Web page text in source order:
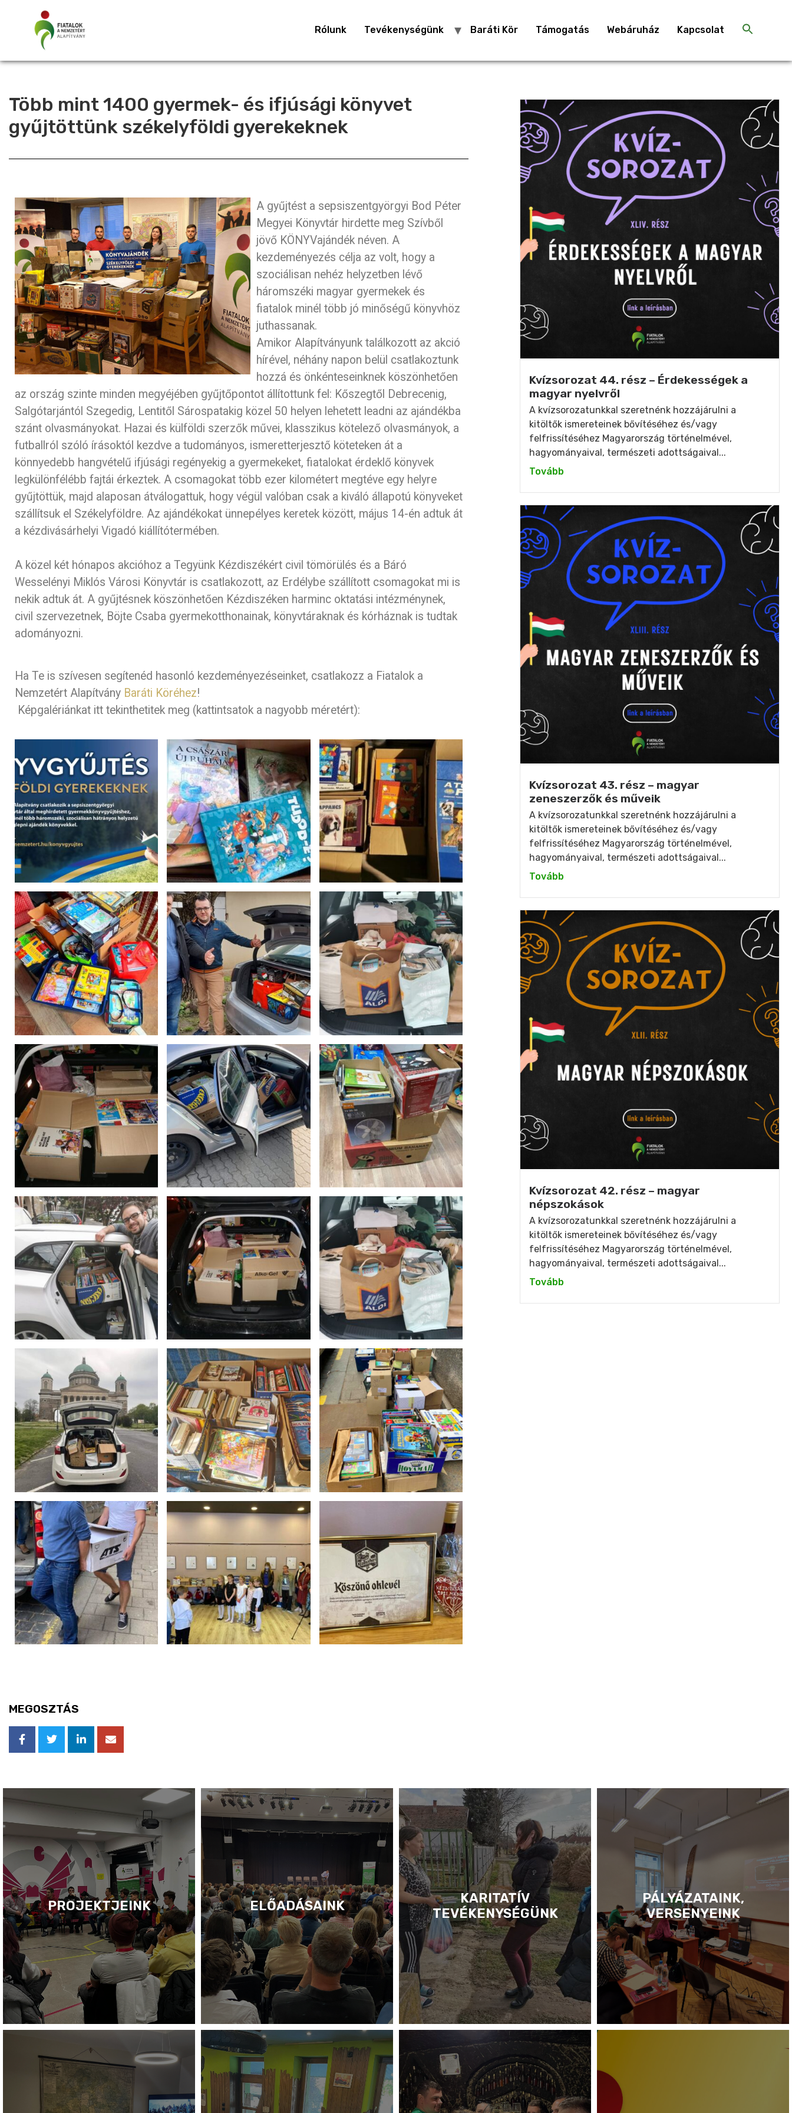
Rólunk Tevékenységünk Baráti Kör Támogatás Webáruház Kapcsolat
Több mint 1400 gyermek- és ifjúsági könyvet
gyűjtöttünk székelyföldi gyerekeknek
A gyűjtést a sepsiszentgyörgyi Bod Péter
Megyei Könyvtár hirdette meg Szívből
jövő KÖNYVajándék néven. A
kezdeményezés célja az volt, hogy a
szociálisan nehéz helyzetben lévő
háromszéki magyar gyermekek és
fiatalok minél több jó minőségű könyvhöz
juthassanak.
Amikor Alapítványunk találkozott az akció
hírével, néhány napon belül csatlakoztunk
hozzá és önkénteseinknek köszönhetően
az ország szinte minden megyéjében gyűjtőpontot állítottunk fel: Kőszegtől Debrecenig,
Salgótarjántól Szegedig, Lentitől Sárospatakig közel 50 helyen lehetett leadni az ajándékba
szánt olvasmányokat. Hazai és külföldi szerzők művei, klasszikus kötelező olvasmányok, a
futballról szóló írásoktól kezdve a tudományos, ismeretterjesztő köteteken át a
könnyedebb hangvételű ifjúsági regényekig a gyermekeket, fiatalokat érdeklő könyvek
legkülönfélébb fajtái érkeztek. A csomagokat több ezer kilométert megtéve egy helyre
gyűjtöttük, majd alaposan átválogattuk, hogy végül valóban csak a kiváló állapotú könyveket
szállítsuk el Székelyföldre. Az ajándékokat ünnepélyes keretek között, május 14-én adtuk át
a kézdivásárhelyi Vigadó kiállítótermében.
A közel két hónapos akcióhoz a Tegyünk Kézdiszékért civil tömörülés és a Báró
Wesselényi Miklós Városi Könyvtár is csatlakozott, az Erdélybe szállított csomagokat mi is
nekik adtuk át. A gyűjtésnek köszönhetően Kézdiszéken harminc oktatási intézménynek,
civil szervezetnek, Böjte Csaba gyermekotthonainak, könyvtáraknak és kórháznak is tudtak
adományozni.
Ha Te is szívesen segítenéd hasonló kezdeményezéseinket, csatlakozz a Fiatalok a
Nemzetért Alapítvány Baráti Köréhez!
Képgalériánkat itt tekinthetitek meg (kattintsatok a nagyobb méretért):
MEGOSZTÁS
Kvízsorozat 44. rész – Érdekességek a
magyar nyelvről
A kvízsorozatunkkal szeretnénk hozzájárulni a
kitöltők ismereteinek bővítéséhez és/vagy
felfrissítéséhez Magyarország történelmével,
hagyományaival, természeti adottságaival...
Tovább
Kvízsorozat 43. rész – magyar
zeneszerzők és műveik
A kvízsorozatunkkal szeretnénk hozzájárulni a
kitöltők ismereteinek bővítéséhez és/vagy
felfrissítéséhez Magyarország történelmével,
hagyományaival, természeti adottságaival...
Tovább
Kvízsorozat 42. rész – magyar
népszokások
A kvízsorozatunkkal szeretnénk hozzájárulni a
kitöltők ismereteinek bővítéséhez és/vagy
felfrissítéséhez Magyarország történelmével,
hagyományaival, természeti adottságaival...
Tovább
PROJEKTJEINK ELŐADÁSAINK
KARITATÍV
TEVÉKENYSÉGÜNK
PÁLYÁZATAINK,
VERSENYEINK